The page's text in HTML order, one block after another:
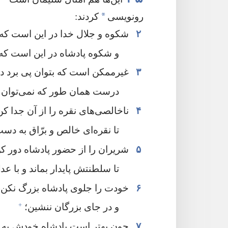
رونویسی * کردند:‏
۲
شکوه و جلال خدا در این است
و شکوه پادشاه در این است
۳
غیرممکن است که بتوان پی برد
درست همان طور که نمی‌توان
۴
ناخالصی‌های نقره را از آن جدا
تا نقره‌ای خالص و برّاق به
۵
شریران را از حضور پادشاه دور
تا سلطنتش پایدار بماند و با
۶ خودت را جلوی پادشاه بزرگ
و در جای بزرگان ننشین؛‏ +